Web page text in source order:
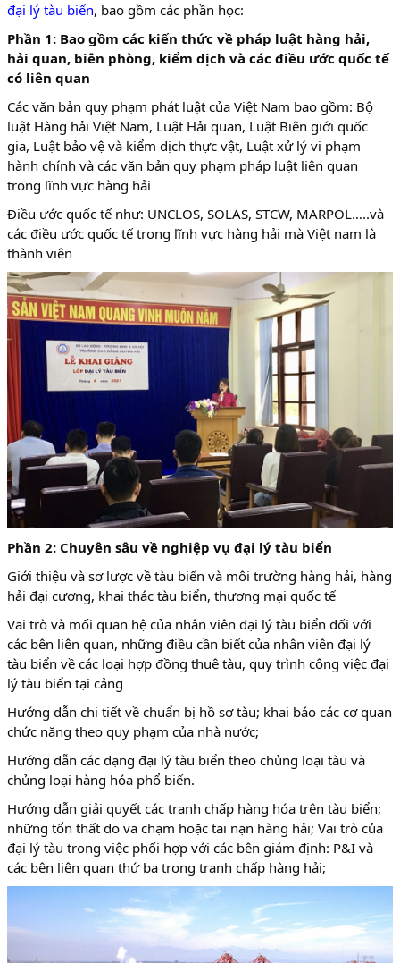
đại lý tàu biển, bao gồm các phần học:
Phần 1: Bao gồm các kiến thức về pháp luật hàng hải,
hải quan, biên phòng, kiểm dịch và các điều ước quốc tế
có liên quan
Các văn bản quy phạm phát luật của Việt Nam bao gồm: Bộ
luật Hàng hải Việt Nam, Luật Hải quan, Luật Biên giới quốc
gia, Luật bảo vệ và kiểm dịch thực vật, Luật xử lý vi phạm
hành chính và các văn bản quy phạm pháp luật liên quan
trong lĩnh vực hàng hải
Điều ước quốc tế như: UNCLOS, SOLAS, STCW, MARPOL…..và
các điều ước quốc tế trong lĩnh vực hàng hải mà Việt nam là
thành viên
Phần 2: Chuyên sâu về nghiệp vụ đại lý tàu biển
Giới thiệu và sơ lược về tàu biển và môi trường hàng hải, hàng
hải đại cương, khai thác tàu biển, thương mại quốc tế
Vai trò và mối quan hệ của nhân viên đại lý tàu biển đối với
các bên liên quan, những điều cần biết của nhân viên đại lý
tàu biển về các loại hợp đồng thuê tàu, quy trình công việc đại
lý tàu biển tại cảng
Hướng dẫn chi tiết về chuẩn bị hồ sơ tàu; khai báo các cơ quan
chức năng theo quy phạm của nhà nước;
Hướng dẫn các dạng đại lý tàu biển theo chủng loại tàu và
chủng loại hàng hóa phổ biến.
Hướng dẫn giải quyết các tranh chấp hàng hóa trên tàu biển;
những tổn thất do va chạm hoặc tai nạn hàng hải; Vai trò của
đại lý tàu trong việc phối hợp với các bên giám định: P&I và
các bên liên quan thứ ba trong tranh chấp hàng hải;